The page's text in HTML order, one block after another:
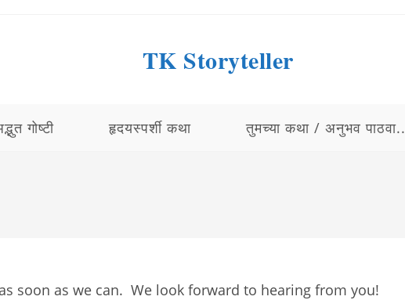
TK Storyteller
गोष्टी हृदयस्पर्शी कथा तुमच्या कथा / अनुभव पाठवा..
soon as we can. We look forward to hearing from you!